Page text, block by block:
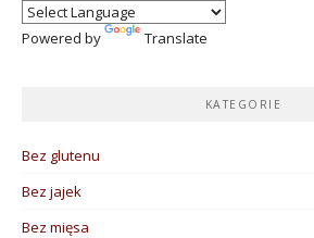
Powered by Translate
KATEGORIE
Bez glutenu
Bez jajek
Bez mięsa